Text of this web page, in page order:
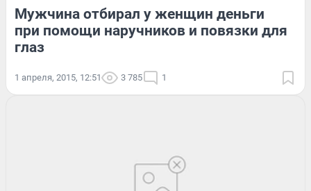
Мужчина отбирал у женщин деньги
при помощи наручников и повязки для
глаз
1 апреля, 2015, 12:51 3 785 1